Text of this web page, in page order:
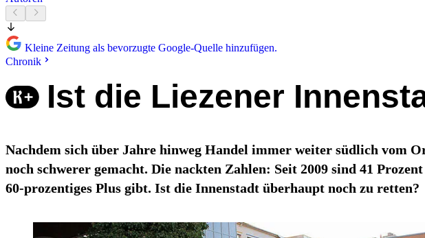
Kleine Zeitung als bevorzugte Google-Quelle hinzufügen.
Chronik
Ist die Liezener
Nachdem sich über Jahre hinweg Handel immer weiter südlich vom
noch schwerer gemacht. Die nackten Zahlen: Seit 2009 sind 41
60-prozentiges Plus gibt. Ist die Innenstadt überhaupt noch zu retten?